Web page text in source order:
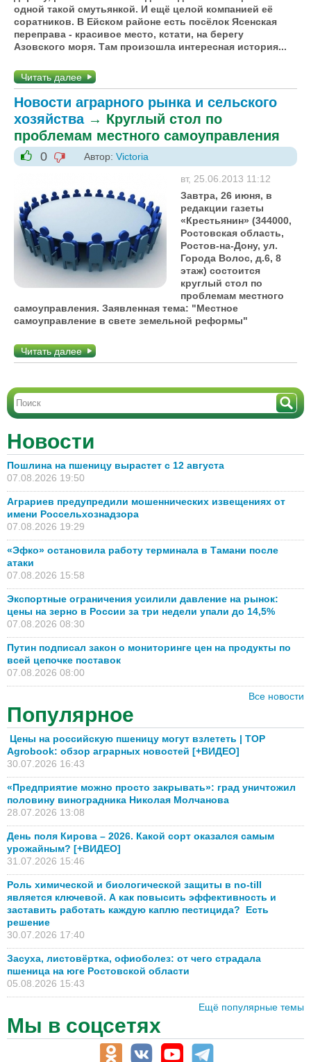
одной такой смутьянкой. И ещё целой компанией её
соратников. В Ейском районе есть посёлок Ясенская
переправа - красивое место, кстати, на берегу
Азовского моря. Там произошла интересная история...
Читать далее
Новости аграрного рынка и сельского
хозяйства→ Круглый стол по
проблемам местного самоуправления
+1
0
-1
Автор: Victoria
вт, 25.06.2013 11:12
Завтра, 26 июня, в
редакции газеты
«Крестьянин» (344000,
Ростовская область,
Ростов-на-Дону, ул.
Города Волос, д.6, 8
этаж) состоится
круглый стол по
проблемам местного
самоуправления. Заявленная тема: "Местное
самоуправление в свете земельной реформы"
Читать далее
Новости
Пошлина на пшеницу вырастет с 12 августа
07.08.2026 19:50
Аграриев предупредили мошеннических извещениях от
имени Россельхознадзора
07.08.2026 19:29
«Эфко» остановила работу терминала в Тамани после
атаки
07.08.2026 15:58
Экспортные ограничения усилили давление на рынок:
цены на зерно в России за три недели упали до 14,5%
07.08.2026 08:30
Путин подписал закон о мониторинге цен на продукты по
всей цепочке поставок
07.08.2026 08:00
Все новости
Популярное
Цены на российскую пшеницу могут взлететь | TOP
Agrobook: обзор аграрных новостей [+ВИДЕО]
30.07.2026 16:43
«Предприятие можно просто закрывать»: град уничтожил
половину виноградника Николая Молчанова
28.07.2026 13:08
День поля Кирова – 2026. Какой сорт оказался самым
урожайным? [+ВИДЕО]
31.07.2026 15:46
Роль химической и биологической защиты в no-till
является ключевой. А как повысить эффективность и
заставить работать каждую каплю пестицида? Есть
решение
30.07.2026 17:40
Засуха, листовёртка, офиоболез: от чего страдала
пшеница на юге Ростовской области
05.08.2026 15:43
Ещё популярные темы
Мы в соцсетях